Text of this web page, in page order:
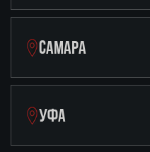
САМАРА
УФА